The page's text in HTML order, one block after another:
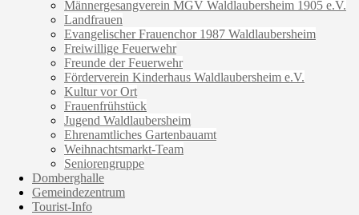
Männergesangverein MGV Waldlaubersheim 1905 e.V.
Landfrauen
Evangelischer Frauenchor 1987 Waldlaubersheim
Freiwillige Feuerwehr
Freunde der Feuerwehr
Förderverein Kinderhaus Waldlaubersheim e.V.
Kultur vor Ort
Frauenfrühstück
Jugend Waldlaubersheim
Ehrenamtliches Gartenbauamt
Weihnachtsmarkt-Team
Seniorengruppe
Domberghalle
Gemeindezentrum
Tourist-Info